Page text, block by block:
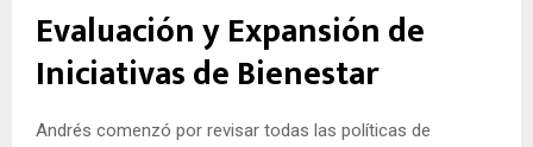
Evaluación y Expansión de
Iniciativas de Bienestar
Andrés comenzó por revisar todas las políticas de